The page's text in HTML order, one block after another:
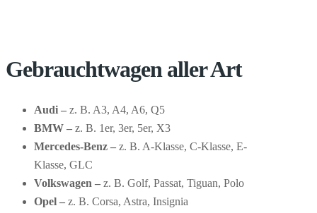
Gebrauchtwagen aller Art
Audi – z. B. A3, A4, A6, Q5
BMW – z. B. 1er, 3er, 5er, X3
Mercedes-Benz – z. B. A-Klasse, C-Klasse, E-
Klasse, GLC
Volkswagen – z. B. Golf, Passat, Tiguan, Polo
Opel – z. B. Corsa, Astra, Insignia